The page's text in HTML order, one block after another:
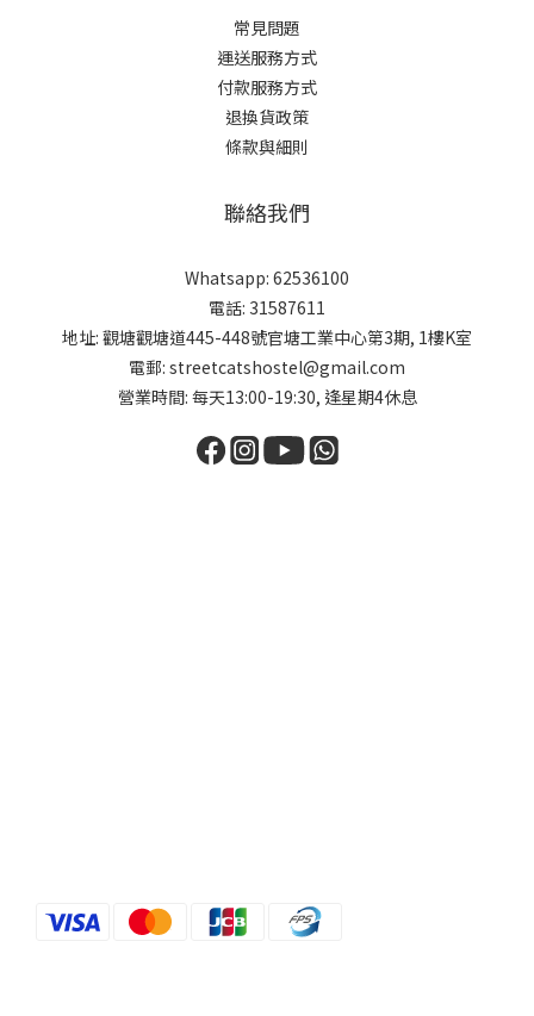
常見問題
運送服務方式
付款服務方式
退換貨政策
條款與細則
聯絡我們
Whatsapp: 62536100
電話: 31587611
地址: 觀塘觀塘道445-448號官塘工業中心第3期, 1樓K室
電郵: streetcatshostel@gmail.com
營業時間: 每天13:00-19:30, 逢星期4休息